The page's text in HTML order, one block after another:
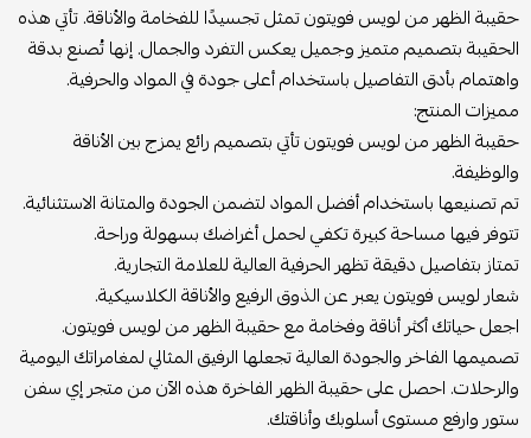
حقيبة الظهر من لويس فويتون تمثل تجسيدًا للفخامة والأناقة. تأتي هذه
الحقيبة بتصميم متميز وجميل يعكس التفرد والجمال. إنها تُصنع بدقة
واهتمام بأدق التفاصيل باستخدام أعلى جودة في المواد والحرفية.
مميزات المنتج:
حقيبة الظهر من لويس فويتون تأتي بتصميم رائع يمزج بين الأناقة
والوظيفة.
تم تصنيعها باستخدام أفضل المواد لتضمن الجودة والمتانة الاستثنائية.
تتوفر فيها مساحة كبيرة تكفي لحمل أغراضك بسهولة وراحة.
تمتاز بتفاصيل دقيقة تظهر الحرفية العالية للعلامة التجارية.
شعار لويس فويتون يعبر عن الذوق الرفيع والأناقة الكلاسيكية.
اجعل حياتك أكثر أناقة وفخامة مع حقيبة الظهر من لويس فويتون.
تصميمها الفاخر والجودة العالية تجعلها الرفيق المثالي لمغامراتك اليومية
والرحلات. احصل على حقيبة الظهر الفاخرة هذه الآن من متجر إي سفن
ستور وارفع مستوى أسلوبك وأناقتك.